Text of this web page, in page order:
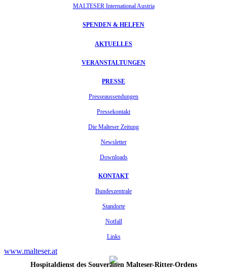
MALTESER International Austria
SPENDEN & HELFEN
AKTUELLES
VERANSTALTUNGEN
PRESSE
Presseaussendungen
Pressekontakt
Die Malteser Zeitung
Newsletter
Downloads
KONTAKT
Bundeszentrale
Standorte
Notfall
Links
www.malteser.at
Hospitaldienst des Souveränen Malteser-Ritter-Ordens